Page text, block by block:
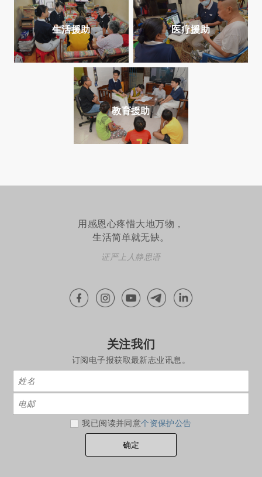
生活援助 医疗援助
教育援助
用感恩心疼惜大地万物，
生活简单就无缺。
证严上人静思语
关注我们
订阅电子报获取最新志业讯息。
我已阅读并同意个资保护公告